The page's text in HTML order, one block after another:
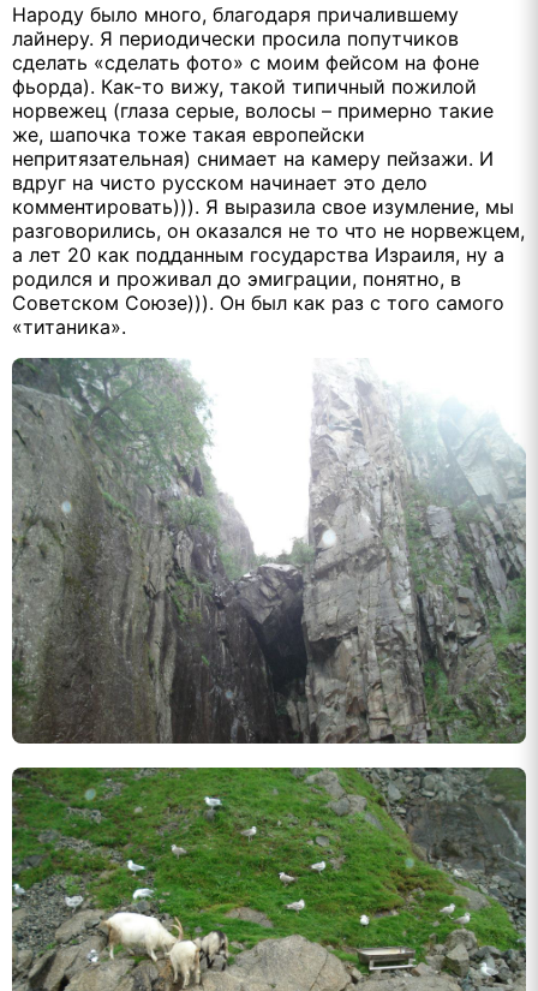
Народу было много, благодаря причалившему
лайнеру. Я периодически просила попутчиков
сделать «сделать фото» с моим фейсом на фоне
фьорда). Как-то вижу, такой типичный пожилой
норвежец (глаза серые, волосы – примерно такие
же, шапочка тоже такая европейски
непритязательная) снимает на камеру пейзажи. И
вдруг на чисто русском начинает это дело
комментировать))). Я выразила свое изумление, мы
разговорились, он оказался не то что не норвежцем,
а лет 20 как подданным государства Израиля, ну а
родился и проживал до эмиграции, понятно, в
Советском Союзе))). Он был как раз с того самого
«титаника».